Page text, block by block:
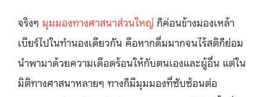
จริงๆ มุมมองทางศาสนาส่วนใหญ่ ก็ค่อนข้างมองเหล้า
เบียร์ไปในทำนองเดียวกัน คือหากดื่มมากจนไร้สติก็ย่อม
นำพามาด้วยความเดือดร้อนให้กับตนเองและผู้อื่น แต่ใน
มิติทางศาสนาหลายๆ ทางก็มีมุมมองที่ซับซ้อนต่อ